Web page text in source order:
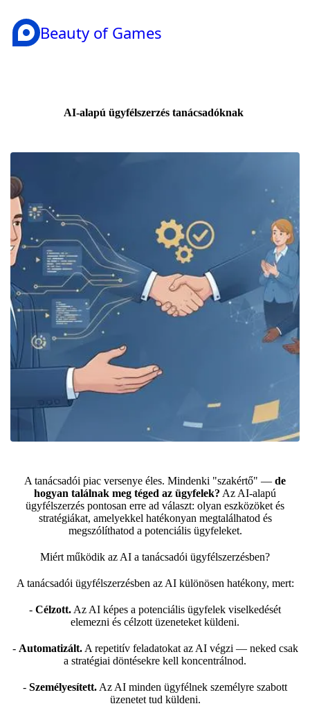
Beauty of Games
AI-alapú ügyfélszerzés tanácsadóknak
A tanácsadói piac versenye éles. Mindenki "szakértő" — de
hogyan találnak meg téged az ügyfelek? Az AI-alapú
ügyfélszerzés pontosan erre ad választ: olyan eszközöket és
stratégiákat, amelyekkel hatékonyan megtalálhatod és
megszólíthatod a potenciális ügyfeleket.
Miért működik az AI a tanácsadói ügyfélszerzésben?
A tanácsadói ügyfélszerzésben az AI különösen hatékony, mert:
- Célzott. Az AI képes a potenciális ügyfelek viselkedését
elemezni és célzott üzeneteket küldeni.
- Automatizált.A repetitív feladatokat az AI végzi — neked csak
a stratégiai döntésekre kell koncentrálnod.
- Személyesített. Az AI minden ügyfélnek személyre szabott
üzenetet tud küldeni.